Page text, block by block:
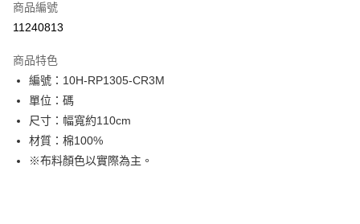
超商取貨付款
Apple Pay
街口支付
Google Pay
大哥付你分期
商品編號
11240813
商品特色
編號：10H-RP1305-CR3M
單位：碼
尺寸：幅寬約110cm
材質：棉100%
※布料顏色以實際為主。